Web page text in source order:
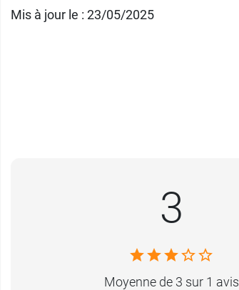
Conditionnement :
Mis à jour le : 23/05/2025
3
Moyenne de 3 sur 1 avis